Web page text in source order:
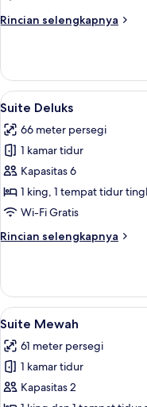
Rincian selengkapnya
Rincian
Suite
Superior
Lihat
semua
foto
untuk
Suite
Deluks
4
Suite Deluks
66 meter persegi
1 kamar tidur
Kapasitas 6
1 king, 1 tempat tidur
Wi-Fi Gratis
Rincian selengkapnya
Rincian
Suite
Deluks
Lihat
semua
foto
untuk
Suite
3
Suite Mewah
61 meter persegi
1 kamar tidur
Kapasitas 2